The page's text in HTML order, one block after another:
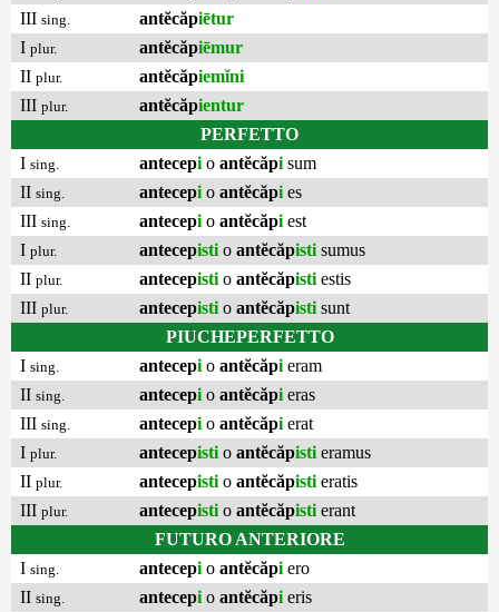
III sing. antĕcăpiētur
I plur. antĕcăpiēmur
II plur. antĕcăpiemĭni
III plur. antĕcăpientur
PERFETTO
I sing. antecepi o antĕcăpi sum
II sing. antecepi o antĕcăpi es
III sing. antecepi o antĕcăpi est
I plur. antecepisti o antĕcăpisti sumus
II plur. antecepisti o antĕcăpisti estis
III plur. antecepisti o antĕcăpisti sunt
PIUCHEPERFETTO
I sing. antecepi o antĕcăpi eram
II sing. antecepi o antĕcăpi eras
III sing. antecepi o antĕcăpi erat
I plur. antecepisti o antĕcăpisti eramus
II plur. antecepisti o antĕcăpisti eratis
III plur. antecepisti o antĕcăpisti erant
FUTURO ANTERIORE
I sing. antecepi o antĕcăpi ero
II sing. antecepi o antĕcăpi eris